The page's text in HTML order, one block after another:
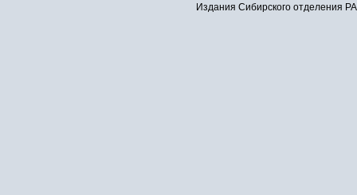
Издания Сибирского отделения